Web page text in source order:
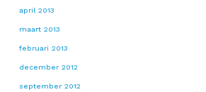
april 2013
maart 2013
februari 2013
december 2012
september 2012